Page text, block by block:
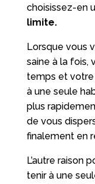
choisissez-en
limite.
Lorsque vous
saine à la fois,
temps et votre
à une seule
plus
de vous
finalement en
L’autre raison
tenir à une